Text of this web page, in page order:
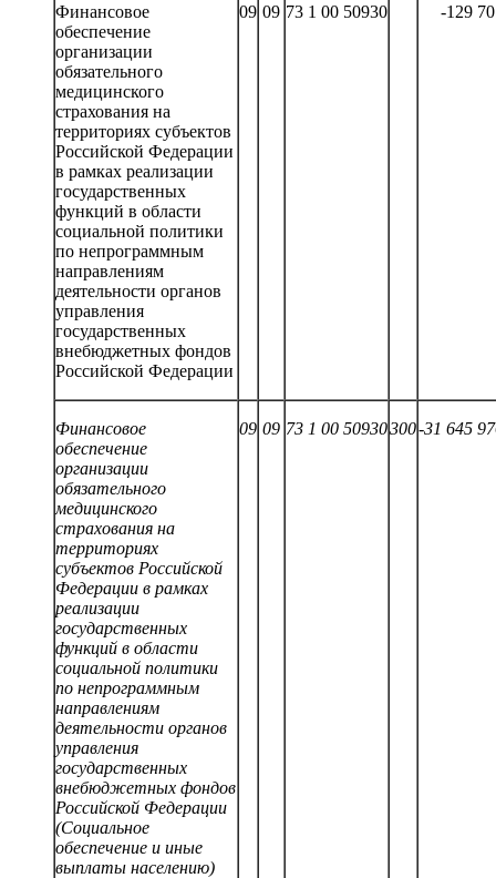
Финансовое
обеспечение
организации
обязательного
медицинского
страхования на
территориях субъектов
Российской Федерации
в рамках реализации
государственных
функций в области
социальной политики
по непрограммным
направлениям
деятельности органов
управления
государственных
внебюджетных фондов
Российской Федерации
09 09 73 1 00 50930 -129
Финансовое
обеспечение
организации
обязательного
медицинского
страхования на
территориях
субъектов Российской
Федерации в рамках
реализации
государственных
функций в области
социальной политики
по непрограммным
направлениям
деятельности органов
управления
государственных
внебюджетных фондов
Российской Федерации
(Социальное
обеспечение и иные
выплаты населению)
09 09 73 1 00 50930300-31 645